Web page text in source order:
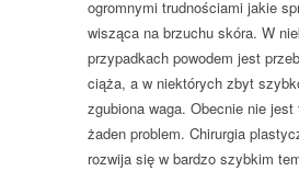
ogromnymi trudnościami jakie
wisząca na brzuchu skóra. W
przypadkach powodem jest
ciąża, a w niektórych zbyt
zgubiona waga. Obecnie nie jest
żaden problem. Chirurgia
rozwija się w bardzo szybkim